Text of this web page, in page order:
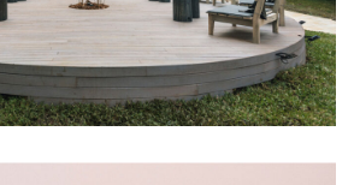
del diseño argentino.